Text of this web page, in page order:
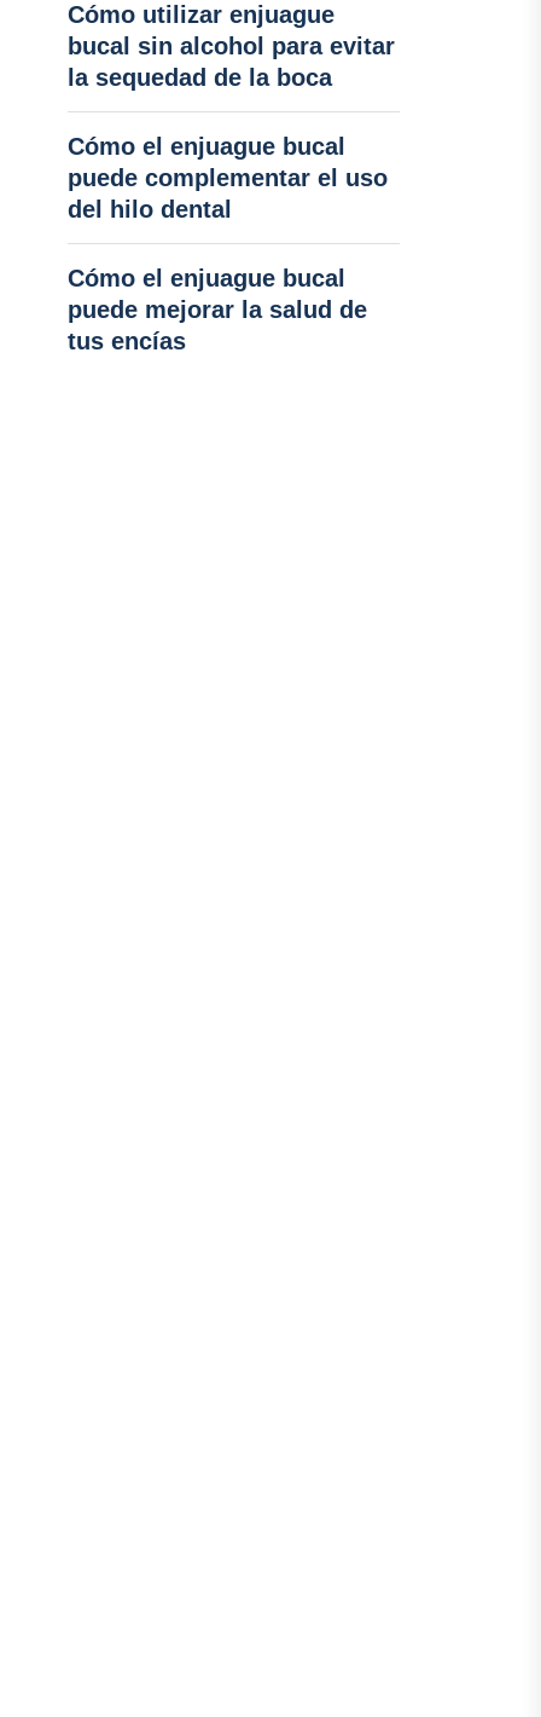
Cómo utilizar enjuague
bucal sin alcohol para evitar
la sequedad de la boca
Cómo el enjuague bucal
puede complementar el uso
del hilo dental
Cómo el enjuague bucal
puede mejorar la salud de
tus encías